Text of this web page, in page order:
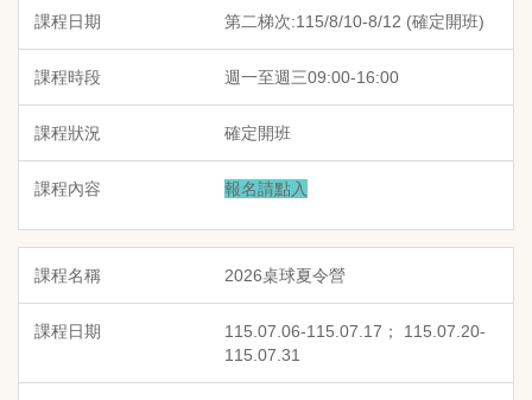
第二梯次:115/8/10-8/12 (確定開班)
週一至週三09:00-16:00
確定開班
報名請點入
2026桌球夏令營
115.07.06-115.07.17； 115.07.20-
115.07.31